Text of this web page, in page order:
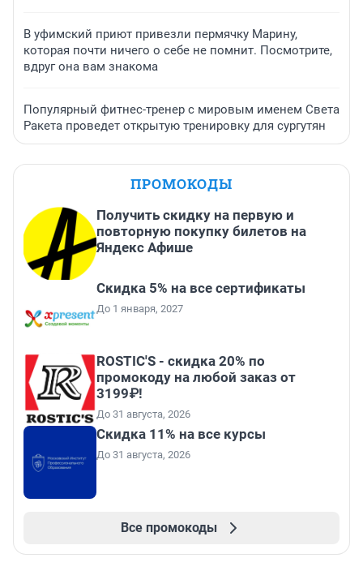
В уфимский приют привезли пермячку Марину,
которая почти ничего о себе не помнит. Посмотрите,
вдруг она вам знакома
Популярный фитнес-тренер с мировым именем Света
Ракета проведет открытую тренировку для сургутян
ПРОМОКОДЫ
Получить скидку на первую и
повторную покупку билетов на
Яндекс Афише
Скидка 5% на все сертификаты
До 1 января, 2027
ROSTIC'S - скидка 20% по
промокоду на любой заказ от
3199₽!
До 31 августа, 2026
Скидка 11% на все курсы
До 31 августа, 2026
Все промокоды